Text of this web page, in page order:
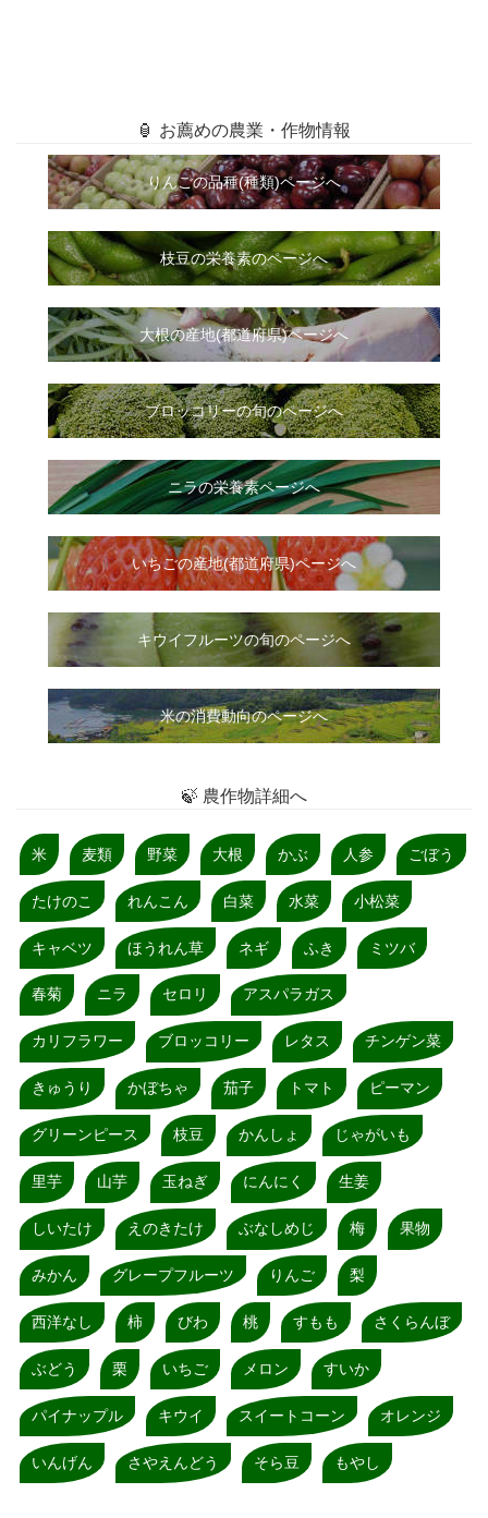
🏮 お薦めの農業・作物情報
りんごの品種(種類)ページへ
枝豆の栄養素のページへ
大根の産地(都道府県)ページへ
ブロッコリーの旬のページへ
ニラの栄養素ページへ
いちごの産地(都道府県)ページへ
キウイフルーツの旬のページへ
米の消費動向のページへ
🍃 農作物詳細へ
米 麦類 野菜 大根 かぶ 人参 ごぼう
たけのこ れんこん 白菜 水菜 小松菜
キャベツ ほうれん草 ネギ ふき ミツバ
春菊 ニラ セロリ アスパラガス
カリフラワー ブロッコリー レタス チンゲン菜
きゅうり かぼちゃ 茄子 トマト ピーマン
グリーンピース 枝豆 かんしょ じゃがいも
里芋 山芋 玉ねぎ にんにく 生姜
しいたけ えのきたけ ぶなしめじ 梅 果物
みかん グレープフルーツ りんご 梨
西洋なし 柿 びわ 桃 すもも さくらんぼ
ぶどう 栗 いちご メロン すいか
パイナップル キウイ スイートコーン オレンジ
いんげん さやえんどう そら豆 もやし